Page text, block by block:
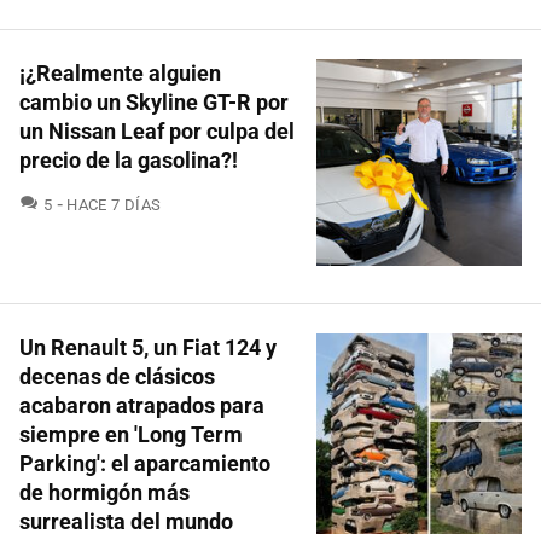
¡¿Realmente alguien
cambio un Skyline GT-R por
un Nissan Leaf por culpa del
precio de la gasolina?!
5 COMENTARIOS
HACE 7 DÍAS
Un Renault 5, un Fiat 124 y
decenas de clásicos
acabaron atrapados para
siempre en 'Long Term
Parking': el aparcamiento
de hormigón más
surrealista del mundo